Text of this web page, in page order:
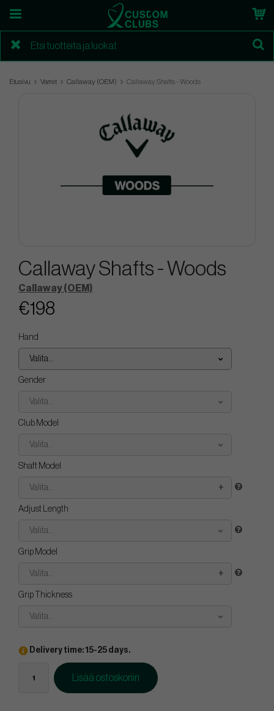
Etusivu Varret Callaway (OEM) Callaway Shafts - Woods
Callaway Shafts - Woods
Callaway (OEM)
€198
Hand
Valita...
Gender
Valita...
Club Model
Valita...
Shaft Model
Valita...
Adjust Length
Valita...
Grip Model
Valita...
Grip Thickness
Valita...
Delivery time: 15-25 days.
Lisää ostoskoriin